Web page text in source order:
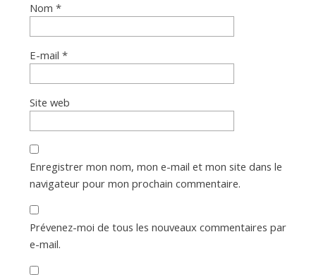
Nom *
E-mail *
Site web
Enregistrer mon nom, mon e-mail et mon site dans le
navigateur pour mon prochain commentaire.
Prévenez-moi de tous les nouveaux commentaires par
e-mail.